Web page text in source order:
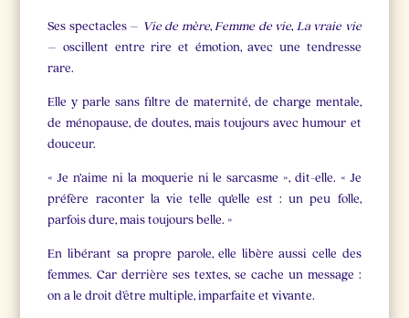
Ses spectacles – Vie de mère, Femme de vie, La vraie vie
– oscillent entre rire et émotion, avec une tendresse
rare.
Elle y parle sans filtre de maternité, de charge mentale,
de ménopause, de doutes, mais toujours avec humour et
douceur.
« Je n’aime ni la moquerie ni le sarcasme », dit-elle. « Je
préfère raconter la vie telle qu’elle est : un peu folle,
parfois dure, mais toujours belle. »
En libérant sa propre parole, elle libère aussi celle des
femmes. Car derrière ses textes, se cache un message :
on a le droit d’être multiple, imparfaite et vivante.